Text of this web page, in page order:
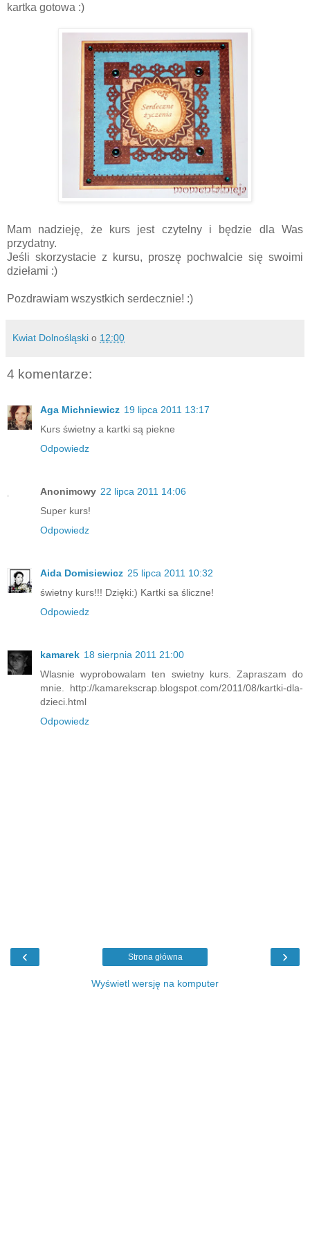
kartka gotowa :)
Mam nadzieję, że kurs jest czytelny i będzie dla Was
przydatny.
Jeśli skorzystacie z kursu, proszę pochwalcie się swoimi
dziełami :)
Pozdrawiam wszystkich serdecznie! :)
Kwiat Dolnośląski o 12:00
4 komentarze:
Aga Michniewicz 19 lipca 2011 13:17
Kurs świetny a kartki są piekne
Odpowiedz
Anonimowy 22 lipca 2011 14:06
Super kurs!
Odpowiedz
Aida Domisiewicz 25 lipca 2011 10:32
świetny kurs!!! Dzięki:) Kartki sa śliczne!
Odpowiedz
kamarek 18 sierpnia 2011 21:00
Wlasnie wyprobowalam ten swietny kurs. Zapraszam do
mnie. http://kamarekscrap.blogspot.com/2011/08/kartki-dla-
dzieci.html
Odpowiedz
‹ ›
Strona główna
Wyświetl wersję na komputer